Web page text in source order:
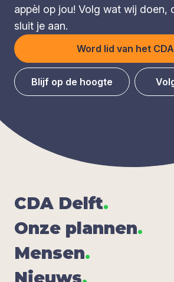
appèl op jou! Volg wat wij doen,
sluit je aan.
Word lid van het
Blijf op de hoogte
CDA Delft.
Onze plan­nen.
Men­sen.
Nieuws.